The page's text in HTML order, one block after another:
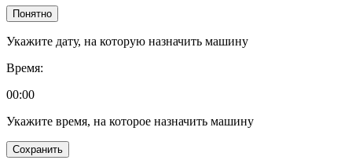
Понятно
Укажите дату, на которую назначить машину
Время:
00:00
Укажите время, на которое назначить машину
Сохранить